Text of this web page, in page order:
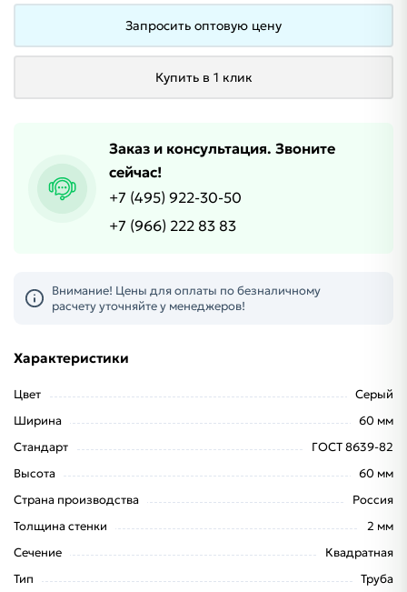
Запросить оптовую цену
Купить в 1 клик
Заказ и консультация. Звоните
сейчас!
+7 (495) 922-30-50
+7 (966) 222 83 83
Внимание! Цены для оплаты по безналичному
расчету уточняйте у менеджеров!
Характеристики
Цвет
Серый
Ширина
60 мм
Стандарт
ГОСТ 8639-82
Высота
60 мм
Страна производства
Россия
Толщина стенки
2 мм
Сечение
Квадратная
Тип
Труба